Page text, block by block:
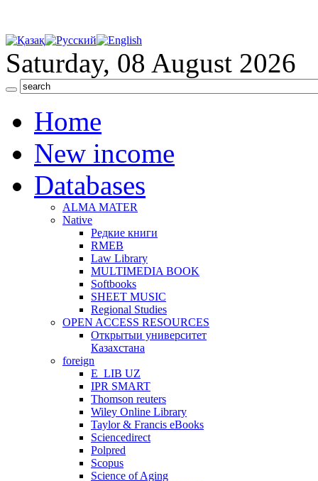
Saturday, 08 August 2026
Home
New income
Databases
ALMA MATER
Native
Редкие книги
RMEB
Law Library
MULTIMEDIA BOOK
Softbooks
SHEET MUSIC
Regional Studies
OPEN ACCESS RESOURCES
Открытыи университет
Казахстана
foreign
E_LIB UZ
IPR SMART
Thomson reuters
Wiley Online Library
Taylor & Francis eBooks
Sciencedirect
Polpred
Scopus
Science of Aging